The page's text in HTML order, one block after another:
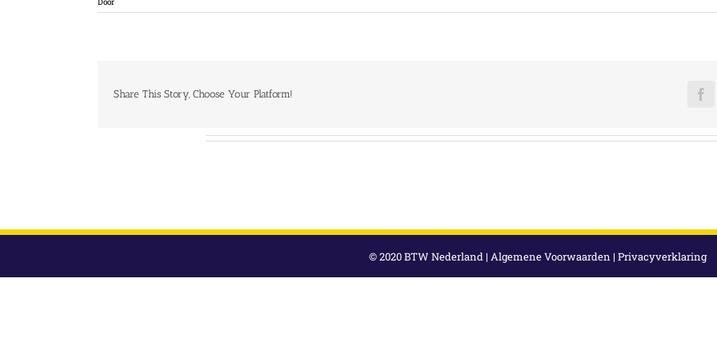
Share This Story, Choose Your Platform!
© 2020 BTW Nederland | Algemene Voorwaarden | Privacyverklaring